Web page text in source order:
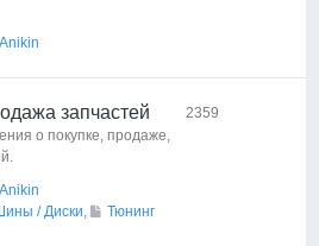
запчастей
о покупке, продаже,
/ Диски, Тюнинг
2359